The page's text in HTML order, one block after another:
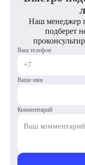
Наш менеджер
подберет
Ваш телефон
Ваше имя
Комментарий